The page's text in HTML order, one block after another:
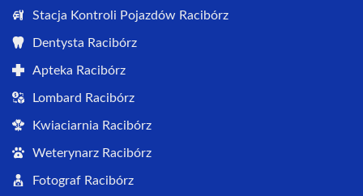
Stacja Kontroli Pojazdów Racibórz
Dentysta Racibórz
Apteka Racibórz
Lombard Racibórz
Kwiaciarnia Racibórz
Weterynarz Racibórz
Fotograf Racibórz